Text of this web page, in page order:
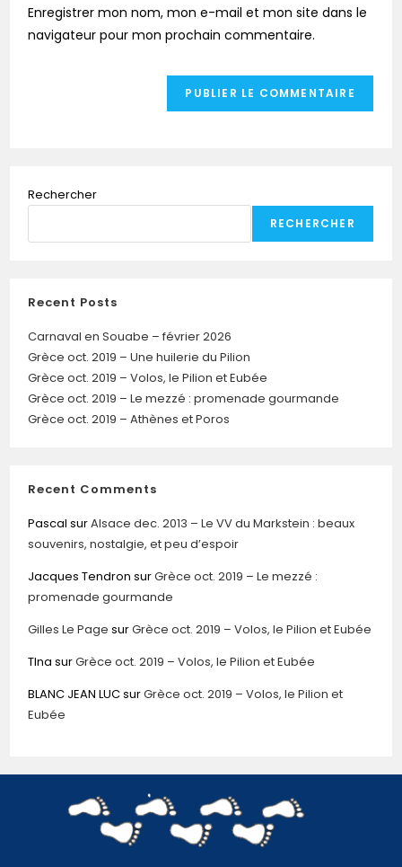
Enregistrer mon nom, mon e-mail et mon site dans le
navigateur pour mon prochain commentaire.
Rechercher
RECHERCHER
Recent Posts
Carnaval en Souabe – février 2026
Grèce oct. 2019 – Une huilerie du Pilion
Grèce oct. 2019 – Volos, le Pilion et Eubée
Grèce oct. 2019 – Le mezzé : promenade gourmande
Grèce oct. 2019 – Athènes et Poros
Recent Comments
Pascal surAlsace dec. 2013 – Le VV du Markstein : beaux
souvenirs, nostalgie, et peu d’espoir
Jacques Tendron surGrèce oct. 2019 – Le mezzé :
promenade gourmande
Gilles Le Page surGrèce oct. 2019 – Volos, le Pilion et Eubée
TIna surGrèce oct. 2019 – Volos, le Pilion et Eubée
BLANC JEAN LUCsurGrèce oct. 2019 – Volos, le Pilion et
Eubée